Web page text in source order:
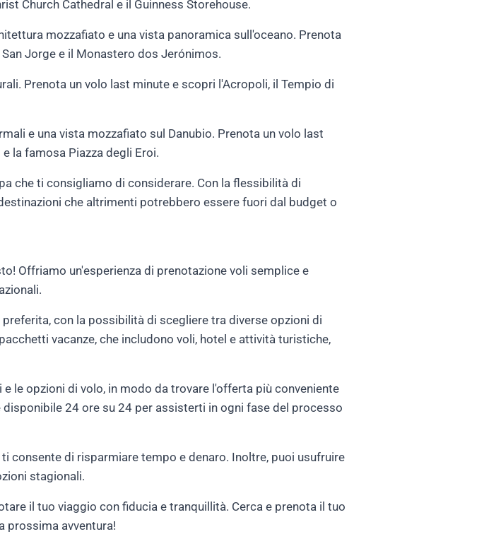
Church Cathedral e il Guinness Storehouse.
mozzafiato e una vista panoramica sull'oceano. Prenota
Jorge e il Monastero dos Jerónimos.
Prenota un volo last minute e scopri l'Acropoli, il Tempio di
e una vista mozzafiato sul Danubio. Prenota un volo last
la famosa Piazza degli Eroi.
che ti consigliamo di considerare. Con la flessibilità di
che altrimenti potrebbero essere fuori dal budget o
Offriamo un'esperienza di prenotazione voli semplice e
con la possibilità di scegliere tra diverse opzioni di
vacanze, che includono voli, hotel e attività turistiche,
le opzioni di volo, in modo da trovare l'offerta più conveniente
24 ore su 24 per assisterti in ogni fase del processo
consente di risparmiare tempo e denaro. Inoltre, puoi usufruire
stagionali.
il tuo viaggio con fiducia e tranquillità. Cerca e prenota il tuo
prossima avventura!